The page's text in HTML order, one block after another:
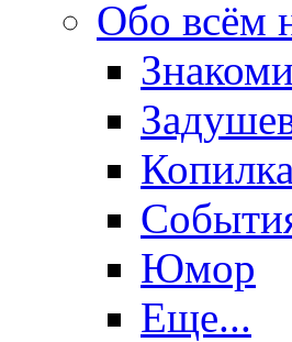
Обо всём
Юмор
Еще...